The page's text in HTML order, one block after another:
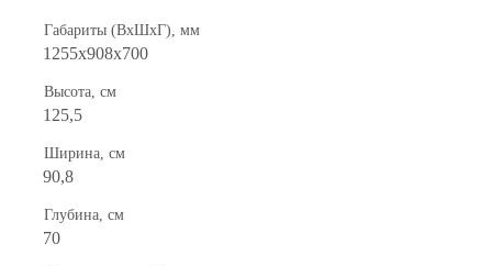
Габариты (ВхШхГ), мм
1255x908x700
Высота, см
125,5
Ширина, см
90,8
Глубина, см
70